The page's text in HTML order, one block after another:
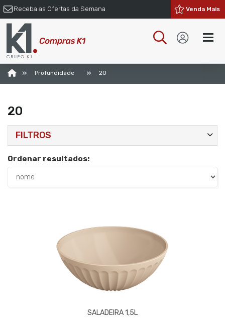
Receba as Ofertas da Semana Venda Mais
» Profundidade » 20
20
FILTROS
Ordenar resultados:
SALADEIRA 1,5L